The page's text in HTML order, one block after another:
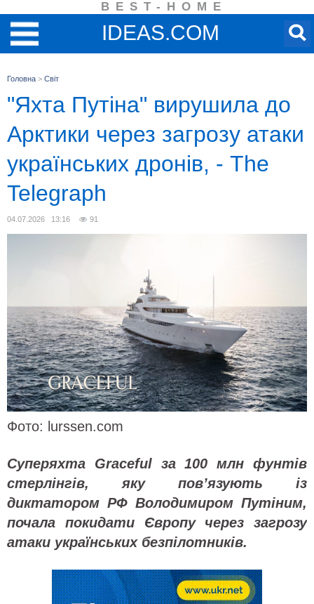
BEST-HOME
IDEAS.COM
Головна > Світ
"Яхта Путіна" вирушила до
Арктики через загрозу атаки
українських дронів, - The
Telegraph
04.07.2026 13:16 91
Фото: lurssen.com
Суперяхта Graceful за 100 млн фунтів
стерлінгів, яку пов’язують із
диктатором РФ Володимиром Путіним,
почала покидати Європу через загрозу
атаки українських безпілотників.